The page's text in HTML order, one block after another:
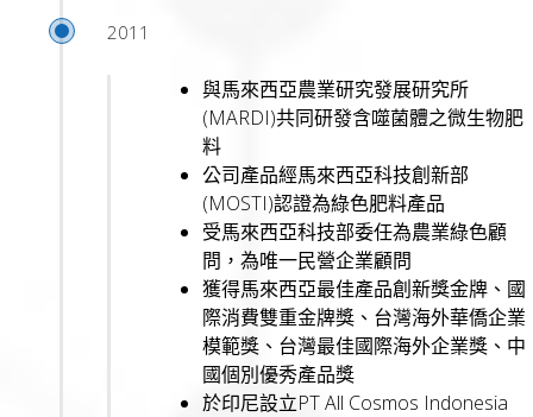
2011
與馬來西亞農業研究發展研究所
(MARDI)共同研發含噬菌體之微生物肥
料
公司產品經馬來西亞科技創新部
(MOSTI)認證為綠色肥料產品
受馬來西亞科技部委任為農業綠色顧
問，為唯一民營企業顧問
獲得馬來西亞最佳產品創新獎金牌、國
際消費雙重金牌獎、台灣海外華僑企業
模範獎、台灣最佳國際海外企業獎、中
國個別優秀產品獎
於印尼設立PT All Cosmos Indonesia